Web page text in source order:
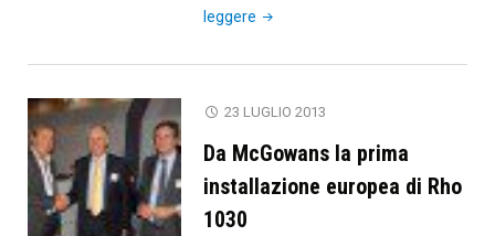
leggere "Efi
Durst,
dei
brevetti
23 LUGLIO 2013
Da McGowans la prima
installazione europea di Rho
1030